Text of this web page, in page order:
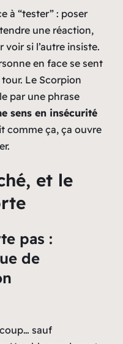
à “tester” : poser
une réaction,
si l’autre insiste.
en face se sent
Le Scorpion
par une phrase
sens en insécurité
comme ça, ça ouvre
et le
pas :
de
sauf